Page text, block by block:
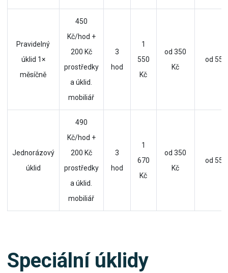
Pravidelný
úklid 1×
měsíčně
450
Kč/hod +
200 Kč
prostředky
a úklid.
mobiliář
3
hod
1
550
Kč
od 350
Kč
od 550
Jednorázový
úklid
490
Kč/hod +
200 Kč
prostředky
a úklid.
mobiliář
3
hod
1
670
Kč
od 350
Kč
od 550
Speciální úklidy